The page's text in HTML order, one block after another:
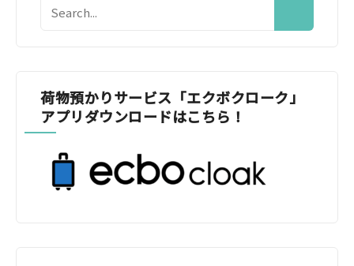
荷物預かりサービス「エクボクローク」
アプリダウンロードはこちら！